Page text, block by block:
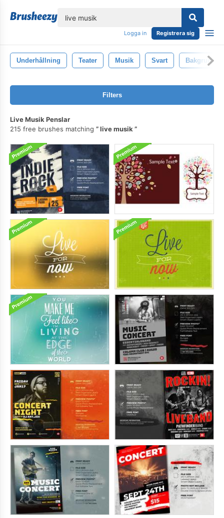
Logga in Registrera sig
Underhållning Teater Musik Svart Bakgrund
Filters
Live Musik Penslar
215 free brushes matching
live musik